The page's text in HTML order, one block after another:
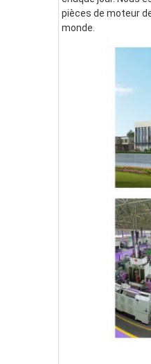
pièces de moteur
monde.